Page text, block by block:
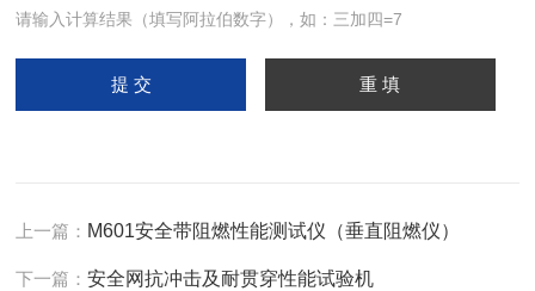
请输入计算结果（填写阿拉伯数字），如：三加四=7
上一篇： M601安全带阻燃性能测试仪（垂直阻燃仪）
下一篇：安全网抗冲击及耐贯穿性能试验机